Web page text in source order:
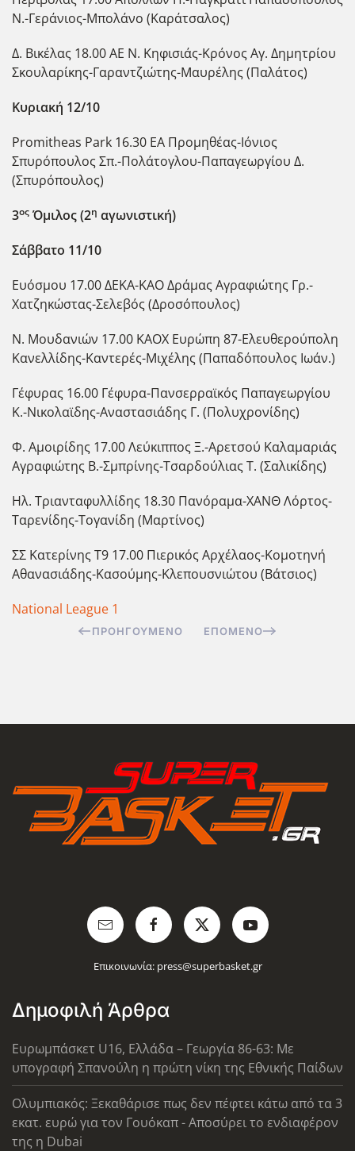
Ν.-Γεράνιος-Μπολάνο (Καράτσαλος)
Δ. Βικέλας 18.00 ΑΕ Ν. Κηφισιάς-Κρόνος Αγ. Δημητρίου
Σκουλαρίκης-Γαραντζιώτης-Μαυρέλης (Παλάτος)
Κυριακή 12/10
Promitheas Park 16.30 EA Προμηθέας-Ιόνιος
Σπυρόπουλος Σπ.-Πολάτογλου-Παπαγεωργίου Δ.
(Σπυρόπουλος)
3ος Όμιλος (2η αγωνιστική)
Σάββατο 11/10
Ευόσμου 17.00 ΔΕΚΑ-ΚΑΟ Δράμας Αγραφιώτης Γρ.-
Χατζηκώστας-Σελεβός (Δροσόπουλος)
Ν. Μουδανιών 17.00 ΚΑΟΧ Ευρώπη 87-Ελευθερούπολη
Κανελλίδης-Καντερές-Μιχέλης (Παπαδόπουλος Ιωάν.)
Γέφυρας 16.00 Γέφυρα-Πανσερραϊκός Παπαγεωργίου
Κ.-Νικολαϊδης-Αναστασιάδης Γ. (Πολυχρονίδης)
Φ. Αμοιρίδης 17.00 Λεύκιππος Ξ.-Αρετσού Καλαμαριάς
Αγραφιώτης Β.-Σμπρίνης-Τσαρδούλιας Τ. (Σαλικίδης)
Ηλ. Τριανταφυλλίδης 18.30 Πανόραμα-ΧΑΝΘ Λόρτος-
Ταρενίδης-Τογανίδη (Μαρτίνος)
ΣΣ Κατερίνης Τ9 17.00 Πιερικός Αρχέλαος-Κομοτηνή
Αθανασιάδης-Κασούμης-Κλεπουσνιώτου (Βάτσιος)
National League 1
ΠΡΟΗΓΟΎΜΕΝΟ ΕΠΌΜΕΝΟ
Επικοινωνία: press@superbasket.gr
Δημοφιλή Άρθρα
Ευρωμπάσκετ U16, Ελλάδα – Γεωργία 86-63: Με
υπογραφή Σπανούλη η πρώτη νίκη της Εθνικής Παίδων
Ολυμπιακός: Ξεκαθάρισε πως δεν πέφτει κάτω από τα 3
εκατ. ευρώ για τον Γουόκαπ - Αποσύρει το ενδιαφέρον
της η Dubai